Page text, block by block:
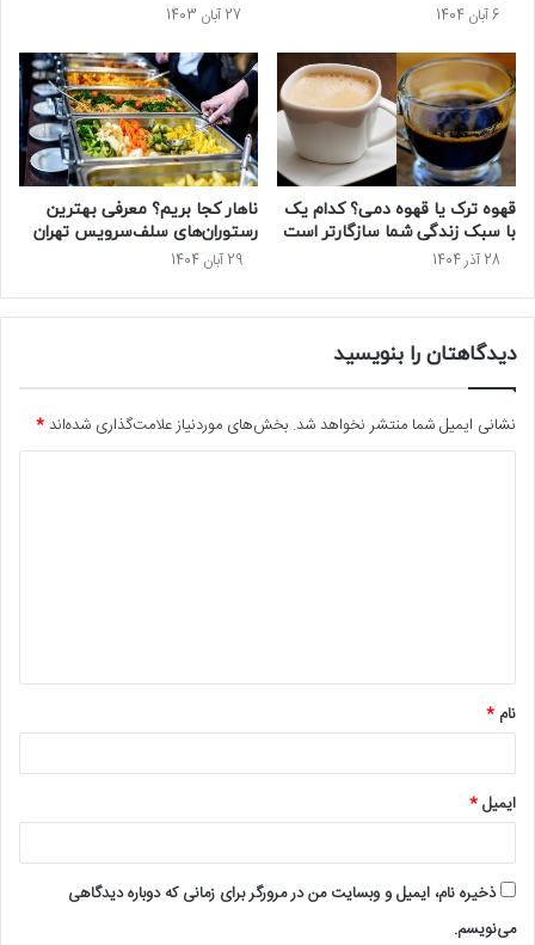
6 آبان 1404 27 آبان 1403
قهوه ترک یا قهوه دمی؟ کدام یک
با سبک زندگی شما سازگارتر است
28 آذر 1404
ناهار کجا بریم؟ معرفی بهترین
رستوران‌های سلف‌سرویس تهران
29 آبان 1404
دیدگاهتان را بنویسید
نشانی ایمیل شما منتشر نخواهد شد. بخش‌های موردنیاز علامت‌گذاری شده‌اند*
*
نام *
ایمیل*
ذخیره نام، ایمیل و وبسایت من در مرورگر برای زمانی که دوباره دیدگاهی
می‌نویسم.